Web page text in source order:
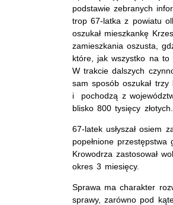
podstawie zebranych
trop 67-latka z powiatu
oszukał mieszkankę
zamieszkania oszusta,
które, jak wszystko na to
W trakcie dalszych
sam sposób oszukał
i pochodzą z
blisko 800 tysięcy złotych.
67-latek usłyszał osiem
popełnione przestępstwa
Krowodrza zastosował
okres 3 miesięcy.
Sprawa ma charakter
sprawy, zarówno pod